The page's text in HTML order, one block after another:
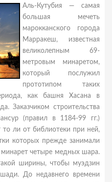
Аль-Кутубия — самая
большая мечеть
марокканского города
Марракеш, известная
великолепным 69-
метровым минаретом,
который послужил
прототипом таких
как башня Хасана в
Заказчиком строительства
(правил в 1184-99 гг.)
то ли от библиотеки при ней,
которых прежде занимали
четыре медных шара.
ширины, чтобы муэдзин
До недавнего времени